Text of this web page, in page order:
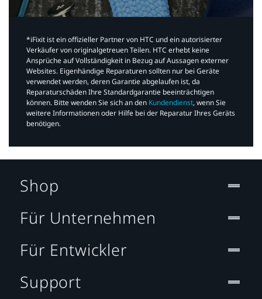
*iFixit ist ein offizieller Partner von HTC und ein autorisierter
Verkäufer von originalgetreuen Teilen. HTC erhebt keine
Ansprüche auf Vollständigkeit in Bezug auf Aussagen externer
Websites. Eigenhändige Reparaturen sollten nur bei Geräte
verwendet werden, deren Garantie abgelaufen ist, da
Reparaturschäden Ihre Standardgarantie beeinträchtigen
können. Bitte wenden Sie sich an den Kundendienst, wenn Sie
weitere Informationen oder Hilfe bei der Reparatur Ihres Geräts
benötigen.​
Shop
Für Unternehmen
Für Entwickler
Support